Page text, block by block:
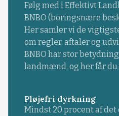
Følg med i Effektivt
BNBO (boringsnære
Her samler vi de
om regler, aftaler og
BNBO har stor
landmænd, og her får du
Pløjefri dyrkning
Mindst 20 procent af det